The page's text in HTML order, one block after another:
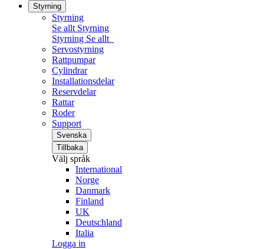
Styrning
Styrning
Se allt Styrning
Styrning Se allt
Servostyrning
Rattpumpar
Cylindrar
Installationsdelar
Reservdelar
Rattar
Roder
Support
Svenska
Tillbaka
Välj språk
International
Norge
Danmark
Finland
UK
Deutschland
Italia
Logga in